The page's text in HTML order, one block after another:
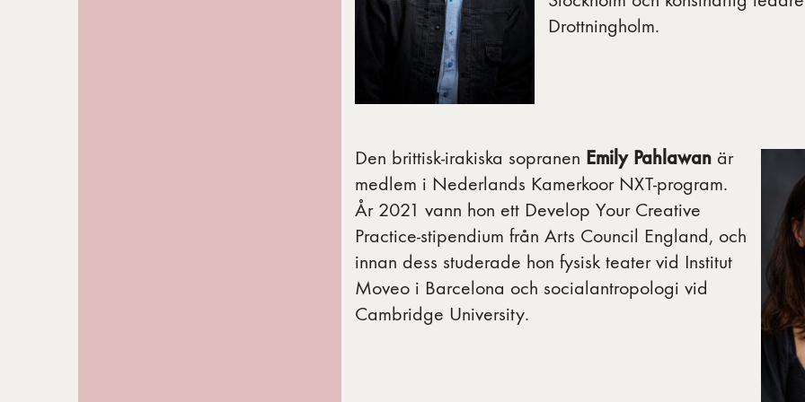
Drottningholm.
Den brittisk-irakiska sopranen Emily Pahlawanär
medlem i Nederlands Kamerkoor NXT-program.
År 2021 vann hon ett Develop Your Creative
Practice-stipendium från Arts Council England, och
innan dess studerade hon fysisk teater vid Institut
Moveo i Barcelona och socialantropologi vid
Cambridge University.